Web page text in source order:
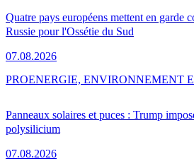
Quatre pays européens mettent en garde
Russie pour l'Ossétie du Sud
07.08.2026
Panneaux solaires et puces : Trump
polysilicium
07.08.2026
PROENERGIE, ENVIRONNEMENT